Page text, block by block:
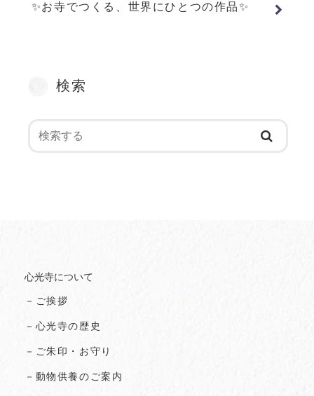
✨お寺でつくる、世界にひとつの作品✨
検索
心光寺について
－ご挨拶
－心光寺の歴史
－ご朱印・お守り
－動物供養のご案内